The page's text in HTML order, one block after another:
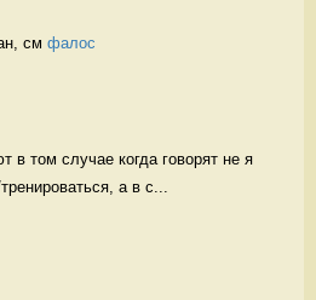
см фалос
в том случае когда говорят не я
а в с...